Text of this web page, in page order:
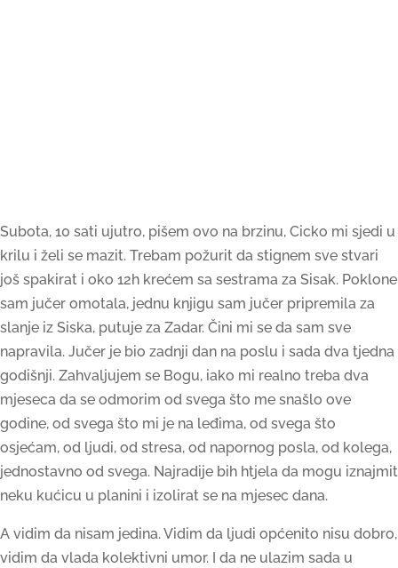
Subota, 10 sati ujutro, pišem ovo na brzinu, Cicko mi sjedi u
krilu i želi se mazit. Trebam požurit da stignem sve stvari
još spakirat i oko 12h krećem sa sestrama za Sisak. Poklone
sam jučer omotala, jednu knjigu sam jučer pripremila za
slanje iz Siska, putuje za Zadar. Čini mi se da sam sve
napravila. Jučer je bio zadnji dan na poslu i sada dva tjedna
godišnji. Zahvaljujem se Bogu, iako mi realno treba dva
mjeseca da se odmorim od svega što me snašlo ove
godine, od svega što mi je na leđima, od svega što
osjećam, od ljudi, od stresa, od napornog posla, od kolega,
jednostavno od svega. Najradije bih htjela da mogu iznajmit
neku kućicu u planini i izolirat se na mjesec dana.
A vidim da nisam jedina. Vidim da ljudi općenito nisu dobro,
vidim da vlada kolektivni umor. I da ne ulazim sada u